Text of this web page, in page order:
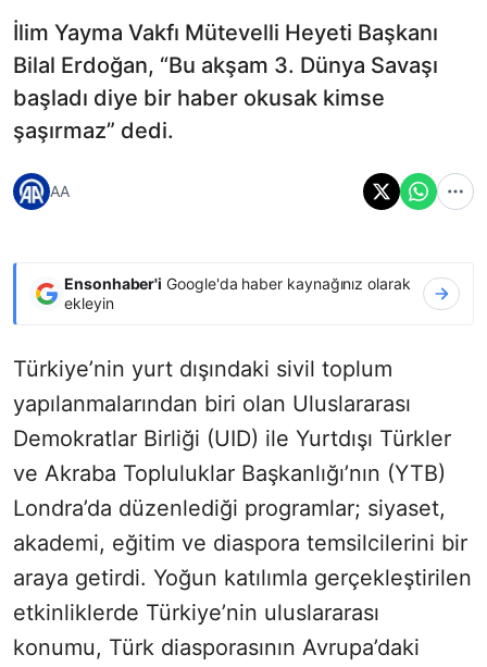
İlim Yayma Vakfı Mütevelli Heyeti Başkanı
Bilal Erdoğan, “Bu akşam 3. Dünya Savaşı
başladı diye bir haber okusak kimse
şaşırmaz” dedi.
AA
Ensonhaber'i Google'da haber kaynağınız olarak
ekleyin
Türkiye’nin yurt dışındaki sivil toplum
yapılanmalarından biri olan Uluslararası
Demokratlar Birliği (UID) ile Yurtdışı Türkler
ve Akraba Topluluklar Başkanlığı’nın (YTB)
Londra’da düzenlediği programlar; siyaset,
akademi, eğitim ve diaspora temsilcilerini bir
araya getirdi. Yoğun katılımla gerçekleştirilen
etkinliklerde Türkiye’nin uluslararası
konumu, Türk diasporasının Avrupa’daki